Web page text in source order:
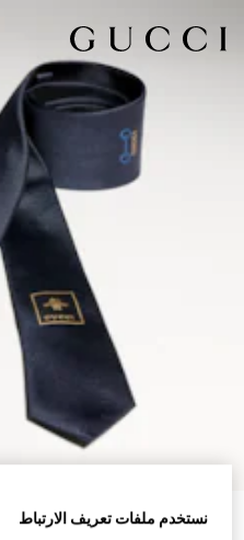
ربطة عنق من جاكارد الحرير
نستخدم ملفات تعريف الارتباط